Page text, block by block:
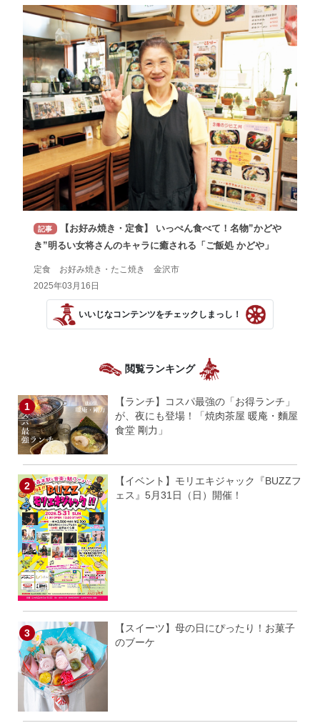
記事
【お好み焼き・定食】 いっぺん食べて！名物”かどや
き”明るい女将さんのキャラに癒される「ご飯処 かどや」
定食 お好み焼き・たこ焼き 金沢市
2025年03月16日
いいじなコンテンツをチェックしまっし！
閲覧ランキング
【ランチ】コスパ最強の「お得ランチ」
が、夜にも登場！「焼肉茶屋 暖庵・麵屋
食堂 剛力」
【イベント】モリエキジャック『BUZZフ
ェス』5月31日（日）開催！
【スイーツ】母の日にぴったり！お菓子
のブーケ